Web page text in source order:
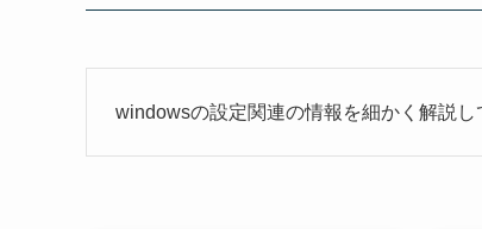
windowsの設定関連の情報を細かく解説